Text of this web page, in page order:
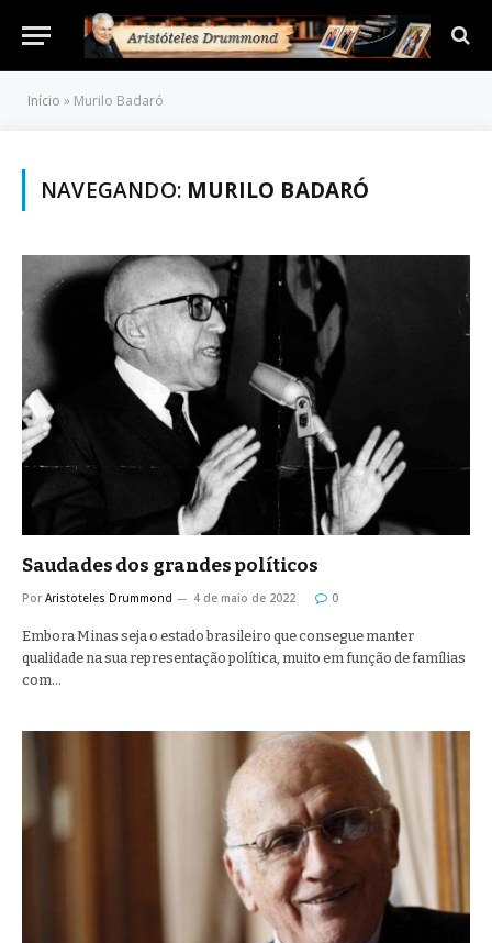
Início » Murilo Badaró
NAVEGANDO: MURILO BADARÓ
Saudades dos grandes políticos
Por Aristoteles Drummond 4 de maio de 2022 0
Embora Minas seja o estado brasileiro que consegue manter
qualidade na sua representação política, muito em função de famílias
com…